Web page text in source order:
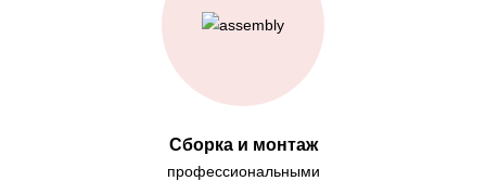
Сборка и монтаж
профессиональными